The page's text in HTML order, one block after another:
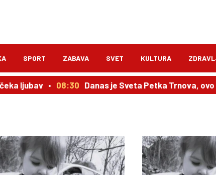
SPORT ZABAVA SVET KULTURA
ljubav 08:30 Danas je Sveta Petka Trnova, ovo